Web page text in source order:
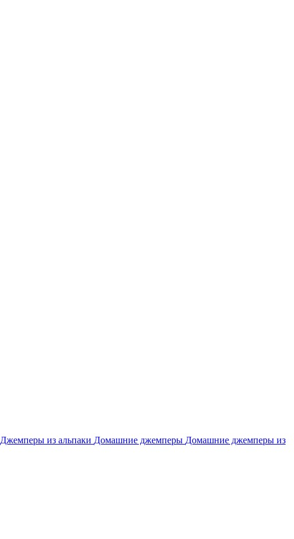
Джемперы из альпаки Домашние джемперы Домашние джемперы из